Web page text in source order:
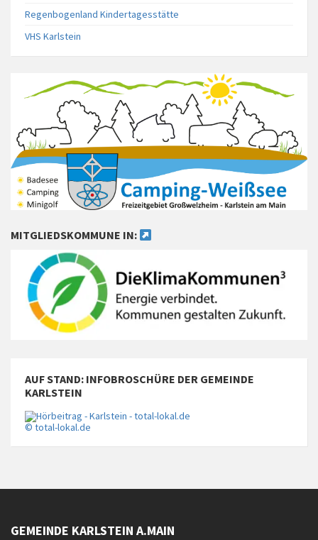
Regenbogenland Kindertagesstätte
VHS Karlstein
MITGLIEDSKOMMUNE IN:
AUF STAND: INFOBROSCHÜRE DER GEMEINDE
KARLSTEIN
© total-lokal.de
GEMEINDE KARLSTEIN A.MAIN